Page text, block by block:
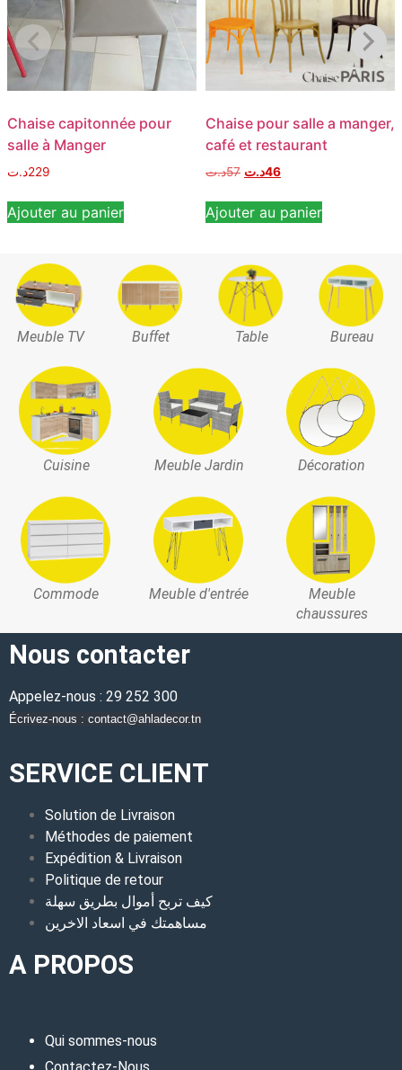
Chaise capitonnée pour
salle à Manger
229د.ت
Ajouter au panier
Chaise pour salle a manger,
café et restaurant
57د.ت 46د.ت
Ajouter au panier
Meuble TV Buffet Table Bureau
Cuisine Meuble Jardin Décoration
Commode Meuble d'entrée
Meuble
chaussures
Nous contacter
Appelez-nous : 29 252 300
Écrivez-nous : contact@ahladecor.tn
SERVICE CLIENT
Solution de Livraison
Méthodes de paiement
Expédition & Livraison
Politique de retour
كيف تربح أموال بطريق سهلة
مساهمتك في اسعاد الاخرين
A PROPOS
Qui sommes-nous